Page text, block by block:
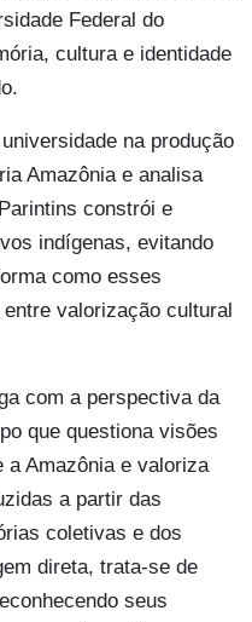
Federal do
cultura e identidade
na produção
Amazônia e analisa
constrói e
indígenas, evitando
como esses
valorização cultural
com a perspectiva da
que questiona visões
a Amazônia e valoriza
a partir das
coletivas e dos
direta, trata-se de
seus